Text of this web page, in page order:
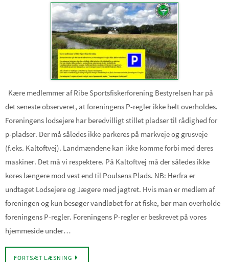
Kære medlemmer af Ribe Sportsfiskerforening Bestyrelsen har på
det seneste observeret, at foreningens P-regler ikke helt overholdes.
Foreningens lodsejere har beredvilligt stillet pladser til rådighed for
p-pladser. Der må således ikke parkeres på markveje og grusveje
(f.eks. Kaltoftvej). Landmændene kan ikke komme forbi med deres
maskiner. Det må vi respektere. På Kaltoftvej må der således ikke
køres længere mod vest end til Poulsens Plads. NB: Herfra er
undtaget Lodsejere og Jægere med jagtret. Hvis man er medlem af
foreningen og kun besøger vandløbet for at fiske, bør man overholde
foreningens P-regler. Foreningens P-regler er beskrevet på vores
hjemmeside under…
FORTSÆT LÆSNING